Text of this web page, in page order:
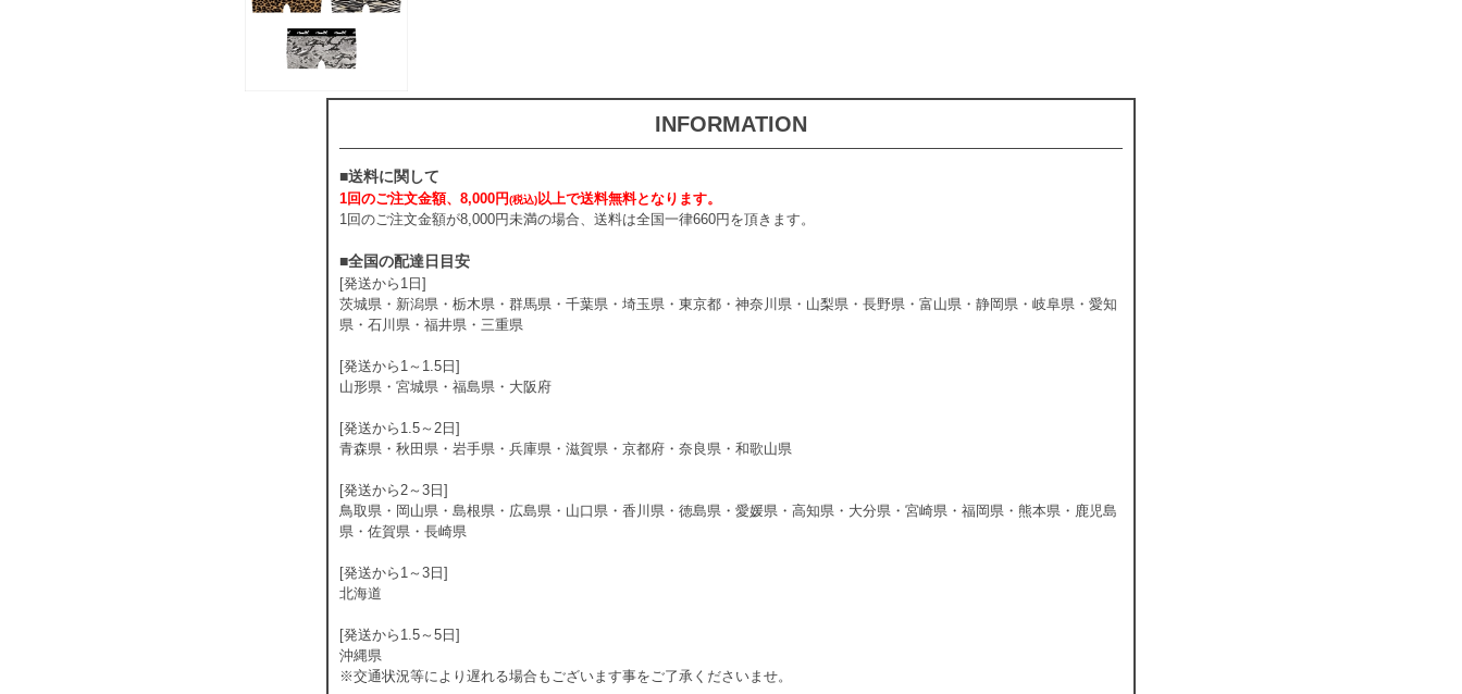
INFORMATION
■送料に関して
1回のご注文金額、8,000円(税込)以上で送料無料となります。
1回のご注文金額が8,000円未満の場合、送料は全国一律660円を頂きます。
■全国の配達日目安
[発送から1日]
茨城県・新潟県・栃木県・群馬県・千葉県・埼玉県・東京都・神奈川県・山梨県・長野県・富山県・静岡県・岐阜県・愛知
県・石川県・福井県・三重県
[発送から1～1.5日]
山形県・宮城県・福島県・大阪府
[発送から1.5～2日]
青森県・秋田県・岩手県・兵庫県・滋賀県・京都府・奈良県・和歌山県
[発送から2～3日]
鳥取県・岡山県・島根県・広島県・山口県・香川県・徳島県・愛媛県・高知県・大分県・宮崎県・福岡県・熊本県・鹿児島
県・佐賀県・長崎県
[発送から1～3日]
北海道
[発送から1.5～5日]
沖縄県
※交通状況等により遅れる場合もございます事をご了承くださいませ。